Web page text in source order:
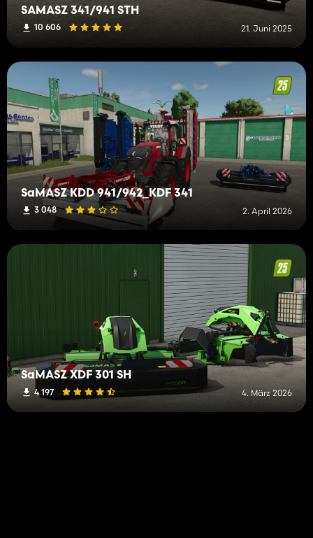
SAMASZ 341/941 STH
10 606 21. Juni 2025
SaMASZ KDD 941/942_KDF 341
3 048 2. April 2026
SaMASZ XDF 301 SH
4 197 4. März 2026